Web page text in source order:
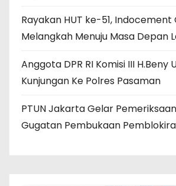
Rayakan HUT ke-51,
Melangkah Menuju Masa Depan
Anggota DPR RI Komisi III H.Beny
Kunjungan Ke Polres Pasaman
PTUN Jakarta Gelar
Gugatan Pembukaan